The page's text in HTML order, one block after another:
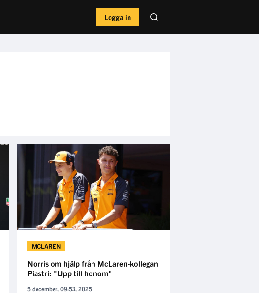
Logga in
MCLAREN
Norris om hjälp från McLaren-kollegan
Piastri: "Upp till honom"
5 december, 09:53, 2025